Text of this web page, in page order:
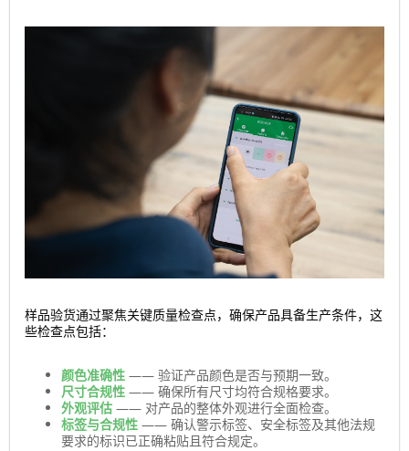
样品验货通过聚焦关键质量检查点，确保产品具备生产条件，这
些检查点包括：
颜色准确性 —— 验证产品颜色是否与预期一致。
尺寸合规性 —— 确保所有尺寸均符合规格要求。
外观评估 —— 对产品的整体外观进行全面检查。
标签与合规性 —— 确认警示标签、安全标签及其他法规
要求的标识已正确粘贴且符合规定。